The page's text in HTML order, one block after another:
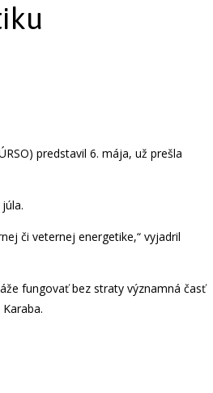
predstavil 6. mája, už prešla
či veternej energetike,“ vyjadril
fungovať bez straty významná časť